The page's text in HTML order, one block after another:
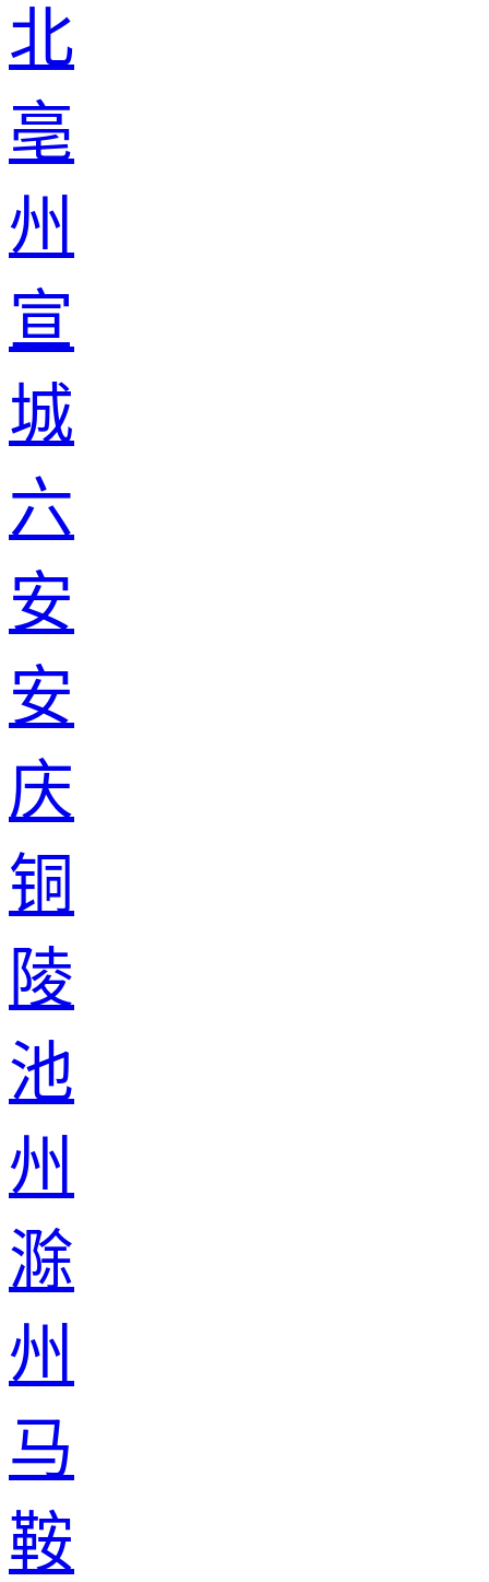
北
亳
州
宣
城
六
安
安
庆
铜
陵
池
州
滁
州
马
鞍